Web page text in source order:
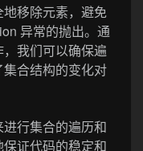
移除元素，避免
异常的抛出。通
我们可以确保遍
合结构的变化对
行集合的遍历和
证代码的稳定和